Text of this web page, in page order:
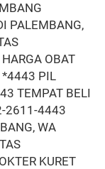
PALEMBANG,
OBAT
PIL
TEMPAT BELI
2611-4443
WA
KURET